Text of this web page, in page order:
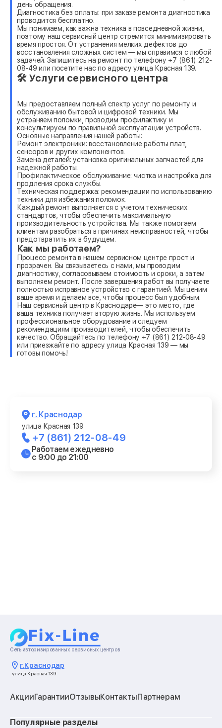
день обращения.
Диагностика без оплаты: при заказе ремонта диагностика
проводится бесплатно.
Мы понимаем, как важна техника в повседневной жизни,
поэтому наш сервисный центр стремится минимизировать
время простоя. От устранения мелких дефектов до
восстановления сложных систем — мы справимся с любой
задачей. Запишитесь на ремонт по телефону +7 (861) 212-
08-49 или посетите нас по адресу улица Красная 139.
🛠 Услуги сервисного центра
Мы предоставляем полный спектр услуг по ремонту и
обслуживанию бытовой и цифровой техники. Мы
устраняем поломки, проводим профилактику и
консультируем по правильной эксплуатации устройств.
Основные направления нашей работы:
Ремонт электроники: восстановление работы плат,
сенсоров и других компонентов.
Замена деталей: установка оригинальных запчастей для
надежной работы.
Профилактическое обслуживание: чистка и настройка для
продления срока службы.
Техническая поддержка: рекомендации по использованию
техники для избежания поломок.
Каждый ремонт выполняется с учетом технических
стандартов, чтобы обеспечить максимальную
производительность устройства. Мы также помогаем
клиентам разобраться в причинах неисправностей, чтобы
предотвратить их в будущем.
Как мы работаем?
Процесс ремонта в нашем сервисном центре прост и
прозрачен. Вы связываетесь с нами, мы проводим
диагностику, согласовываем стоимость и сроки, а затем
выполняем ремонт. После завершения работ вы получаете
полностью исправное устройство с гарантией. Мы ценим
ваше время и делаем все, чтобы процесс был удобным.
Наш сервисный центр в Краснодаре— это место, где
ваша техника получает вторую жизнь. Мы используем
профессиональное оборудование и следуем
рекомендациям производителей, чтобы обеспечить
качество. Обращайтесь по телефону +7 (861) 212-08-49
или приезжайте по адресу улица Красная 139 — мы
готовы помочь!
г. Краснодар
улица Красная 139
+7 (861) 212-08-49
Работаем ежедневно
с 9:00 до 21:00
Сеть авторизированных сервисных центров
г.Краснодар
улица Красная 139
АкцииГарантииОтзывыКонтактыПартнерам
Популярные разделы